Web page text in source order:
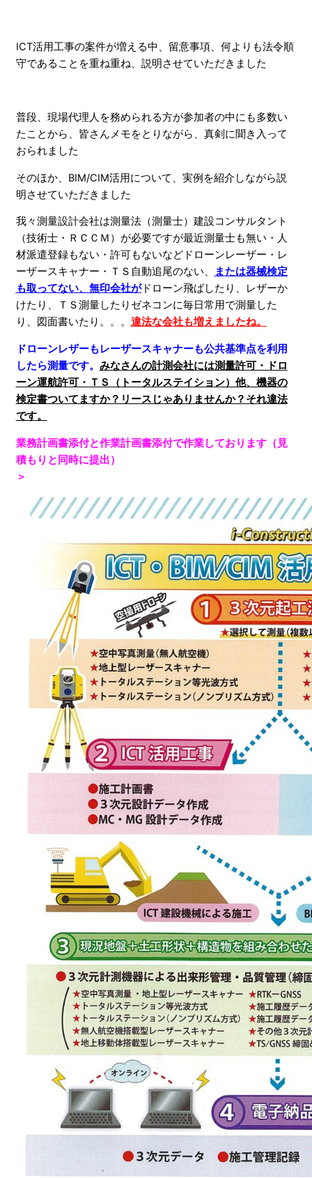
ICT活用工事の案件が増える中、留意事項、何よりも法令順
守であることを重ね重ね、説明させていただきました
普段、現場代理人を務められる方が参加者の中にも多数い
たことから、皆さんメモをとりながら、真剣に聞き入って
おられました
そのほか、BIM/CIM活用について、実例を紹介しながら説
明させていただきました
我々測量設計会社は測量法（測量士）建設コンサルタント
（技術士・ＲＣＣＭ）が必要ですが最近測量士も無い・人
材派遣登録もない・許可もないなどドローンレーザー・レ
ーザースキャナー・ＴＳ自動追尾のない、
または器械検定
も取ってない、無印会社がドローン飛ばしたり、レザーか
けたり、ＴＳ測量したりゼネコンに毎日常用で測量した
り、図面書いたり。。。 違法な会社も増えましたね。
ドローンレザーもレーザースキャナーも公共基準点を利用
したら測量です。 みなさんの計測会社には測量許可・ドロ
ーン運航許可・ＴＳ（トータルステイション）他、機器の
検定書ついてますか？リースじゃありませんか？それ違法
です。
業務計画書添付と作業計画書添付で作業しております（見
積もりと同時に提出）
＞